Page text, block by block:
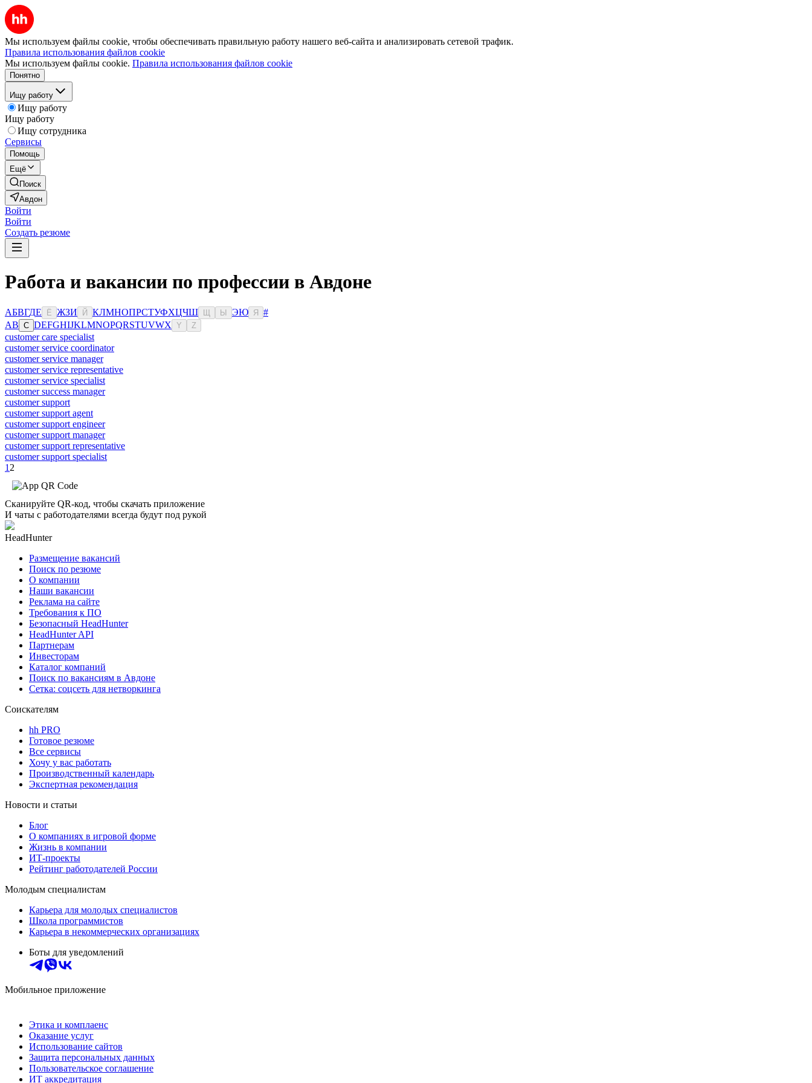
Мы используем файлы cookie, чтобы обеспечивать правильную работу нашего веб-сайта и анализировать сетевой трафик.
Правила использования файлов cookie
Мы используем файлы cookie. Правила использования файлов cookie
Понятно
Ищу работу
Ищу работу
Ищу работу
Ищу сотрудника
Сервисы
Помощь
Ещё
Поиск
Авдон
Войти
Войти
Создать резюме
Работа и вакансии по профессии в Авдоне
АБВГДЕ Ё ЖЗИ Й КЛМНОПРСТУФХЦЧШ Ы ЭЮ Я
#
AB C DEFGHIJKLMNOPQRSTUVWX Y Z
customer care specialist
customer service coordinator
customer service manager
customer service representative
customer service specialist
customer success manager
customer support
customer support agent
customer support engineer
customer support manager
customer support representative
customer support specialist
1 2
Сканируйте QR-код, чтобы скачать приложение
И чаты с работодателями всегда будут под рукой
HeadHunter
Размещение вакансий
Поиск по резюме
О компании
Наши вакансии
Реклама на сайте
Требования к ПО
Безопасный HeadHunter
HeadHunter API
Партнерам
Инвесторам
Каталог компаний
Поиск по вакансиям в Авдоне
Сетка: соцсеть для нетворкинга
Соискателям
hh PRO
Готовое резюме
Все сервисы
Хочу у вас работать
Производственный календарь
Экспертная рекомендация
Новости и статьи
Блог
О компаниях в игровой форме
Жизнь в компании
ИТ-проекты
Рейтинг работодателей России
Молодым специалистам
Карьера для молодых специалистов
Школа программистов
Карьера в некоммерческих организациях
Боты для уведомлений
Мобильное приложение
Этика и комплаенс
Оказание услуг
Использование сайтов
Защита персональных данных
Пользовательское соглашение
ИТ аккредитация